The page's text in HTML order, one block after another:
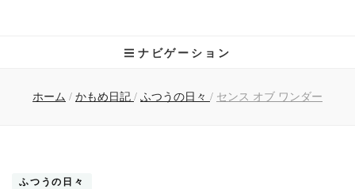
ナビゲーション
ホーム / かもめ日記 / ふつうの日々 / センス オブ ワンダー
ふつうの日々